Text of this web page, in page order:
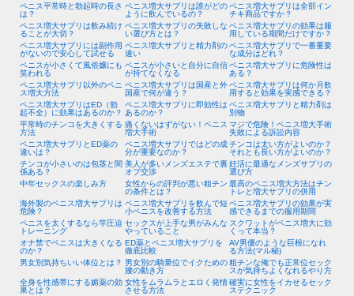
ペニス平常時と勃起時の長さ
は？
ペニス増大サプリは誰がどの
ように飲んでいるの？
ペニス増大サプリは全部イン
チキ商品ですか？
ペニス増大サプリは飲み続け
ることが大切？
ペニス増大サプリの失敗しな
い選び方とは？
ペニス増大サプリの効果は服
用している期間だけですか？
ペニス増大サプリには副作用
がないので安心して試せる
ペニス増大サプリと精力剤の
違い
ペニス増大サプリで一番重要
な成分はどれ？
ペニスが小さくて風俗嬢にも
笑われる
ペニスが小さいと自分に自信
が持てなくなる
ペニス増大サプリに危険性は
ある？
ペニス増大サプリ以外のペニ
ス増大方法
ペニス増大サプリは国産と外
国産で何が違う？
ペニス増大サプリは何か月飲
用すると効果を実感できる？
ペニス増大サプリはED（勃
起不全）に効果はあるのか？
ペニス増大サプリに即効性は
あるのか？
ペニス増大サプリと精力剤は
別物
平常時のチンコを大きくする
方法
痛くないはずがない！ペニス
増大手術
マジで危険！ペニス増大手術
失敗による訴訟内容
ペニス増大サプリとED薬の
違いは？
ペニス増大サプリではどの成
分が重要なのか？
チンコは太い方がよいのか？
それとも長い方がよいのか？
チンコが小さいのは包茎と関
係ある？
美人が多いメンズエステで裏
オプ交渉
妊活に最適なメンズサプリの
選び方
中年セックスの楽しみ方
女性からの評判が悪い粗チン
の条件とは？
最高のペニス増大方法はチン
トレと増大サプリの併用
海外製のペニス増大サプリは
危険？
ペニス増大サプリを飲んで短
小ペニスを改善する方法
ペニス増大サプリの効果が実
感できるまでの服用期間
ペニスを太くするなら竿圧迫
トレーニング
セックスが上手な男がみんな
やっていること
スクワットがペニス増大に効
くって本当？
オナ禁でペニスは大きくなる
のか？
ED薬とペニス増大サプリを
徹底比較
AV男優のような巨根になれ
る方法(マル秘)
男女別気持ちいい体位とは？ 男女別の騎乗位でイクための
腰の動き方
粗チンな俺でも正常位セック
スが気持ちよくなれるやり方
全身を性感帯にする媚薬の効
果とは？
女性をムラムラとエロく発情
させる方法
確実に女性をイカせるセック
ステクニック